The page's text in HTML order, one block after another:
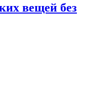
вещей без